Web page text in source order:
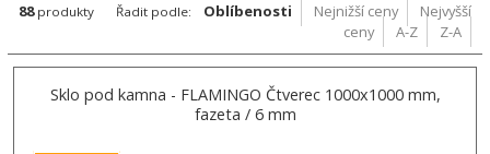
88 produkty Řadit podle: Oblíbenosti Nejnižší ceny
Nejvyšší
ceny
A-Z Z-A
Sklo pod kamna - FLAMINGO Čtverec 1000x1000 mm,
fazeta / 6 mm